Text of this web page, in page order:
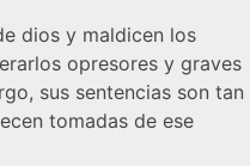
dios y maldicen los
opresores y graves
sus sentencias son tan
tomadas de ese